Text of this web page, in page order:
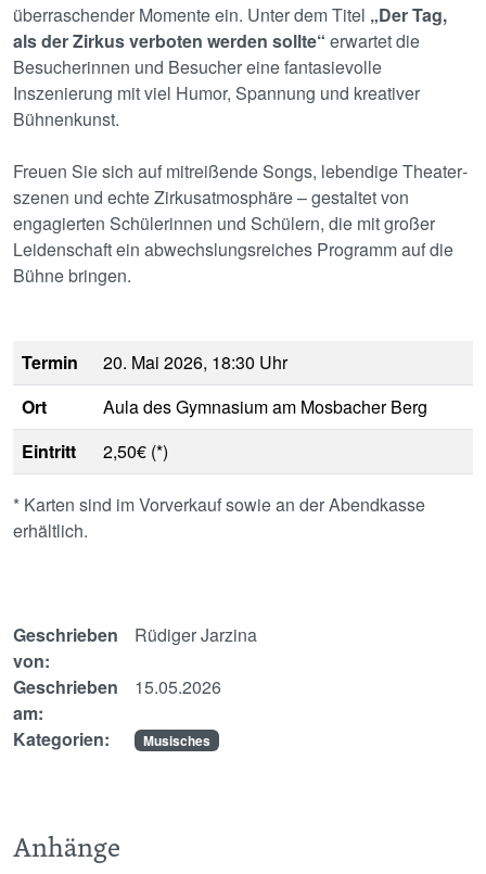
überraschender Momente ein. Unter dem Titel „Der Tag,
als der Zirkus verboten werden sollte“ erwartet die
Besucherinnen und Besucher eine fantasievolle
Inszenierung mit viel Humor, Spannung und kreativer
Bühnenkunst.
Freuen Sie sich auf mitreißende Songs, lebendige Theater­
szenen und echte Zirkusatmosphäre – gestaltet von
engagierten Schülerinnen und Schülern, die mit großer
Leidenschaft ein abwechslungsreiches Programm auf die
Bühne bringen.
Termin
20. Mai 2026, 18:30 Uhr
Ort
Aula des Gymnasium am Mosbacher Berg
Eintritt
2,50€ (*)
* Karten sind im Vorverkauf sowie an der Abendkasse
erhältlich.
Geschrieben
von:
Rüdiger Jarzina
Geschrieben
am:
15.05.2026
Kategorien: Musisches
Anhänge